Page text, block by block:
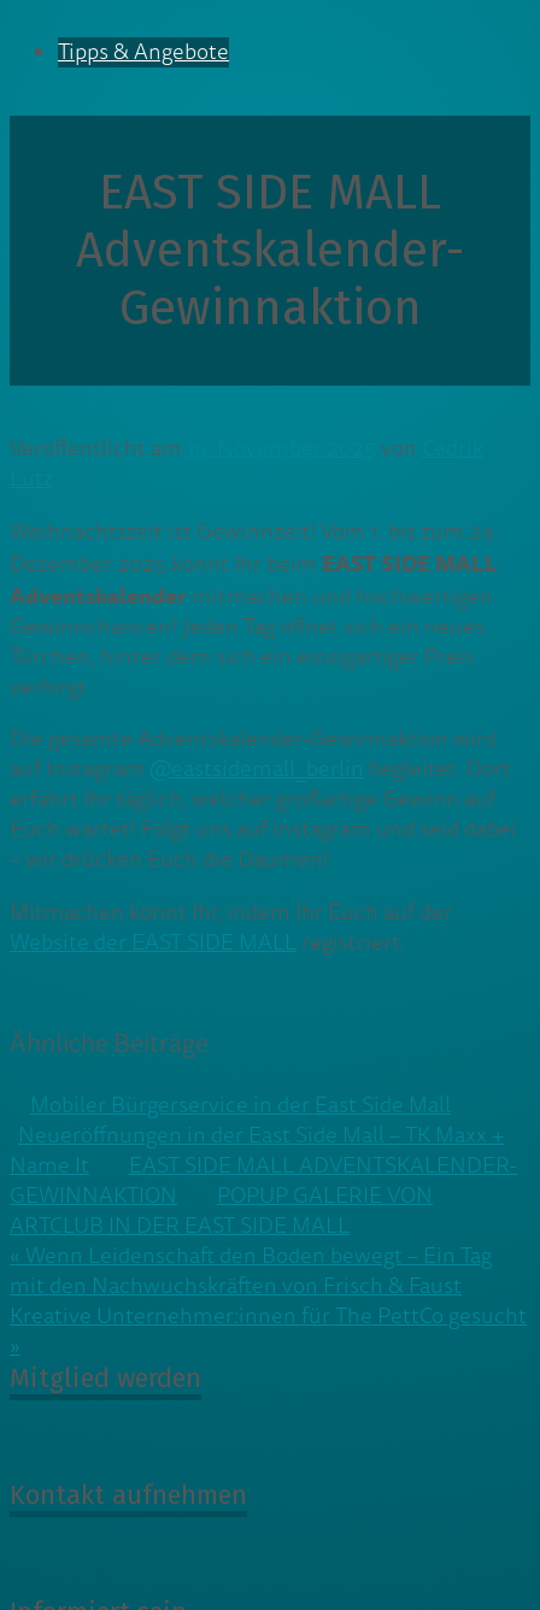
Tipps & Angebote
EAST SIDE MALL
Adventskalender-
Gewinnaktion
Veröffentlicht am von
Weihnachtszeit ist Gewinnzeit! Vom 1. bis zum 24.
Dezember 2025 könnt Ihr beim EAST SIDE MALL
Adventskalender mitmachen und hochwertigen
Gewinnchancen! Jeden Tag öffnet sich ein neues
Türchen, hinter dem sich ein einzigartiger Preis
verbirgt.
Die gesamte Adventskalender-Gewinnaktion wird
auf Instagram
begleitet. Dort
erfahrt Ihr täglich, welcher großartige Gewinn auf
Euch wartet! Folgt uns auf Instagram und seid dabei
– wir drücken Euch die Daumen!
Mitmachen könnt Ihr, indem Ihr Euch auf der
Website der EAST SIDE MALL registriert.
Ähnliche Beiträge
Mobiler Bürgerservice in der East Side Mall
Neueröffnungen in der East Side Mall – TK Maxx +
Name It
EAST SIDE MALL ADVENTSKALENDER-
GEWINNAKTION
POPUP GALERIE VON
ARTCLUB IN DER EAST SIDE MALL
Beitragsnavigation
« Wenn Leidenschaft den Boden bewegt – Ein Tag
mit den Nachwuchskräften von Frisch & Faust
Kreative Unternehmer:innen für The PettCo gesucht
»
Mitglied werden
Kontakt aufnehmen